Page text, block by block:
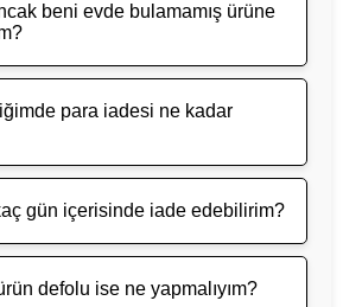
beni evde bulamamış ürüne
para iadesi ne kadar
gün içerisinde iade edebilirim?
defolu ise ne yapmalıyım?